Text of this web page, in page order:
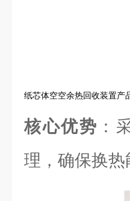
纸芯体空空余热回收装置产
核心优势 ：
理，确保换